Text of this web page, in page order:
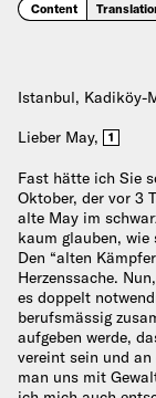
Content
Istanbul, Kadiköy-
Lieber May, 1
Fast hätte ich Sie
Oktober, der vor 3
alte May im
kaum glauben, wie
Den “alten
Herzenssache.
es doppelt
berufsmässig
aufgeben werde,
vereint sein und
man uns mit